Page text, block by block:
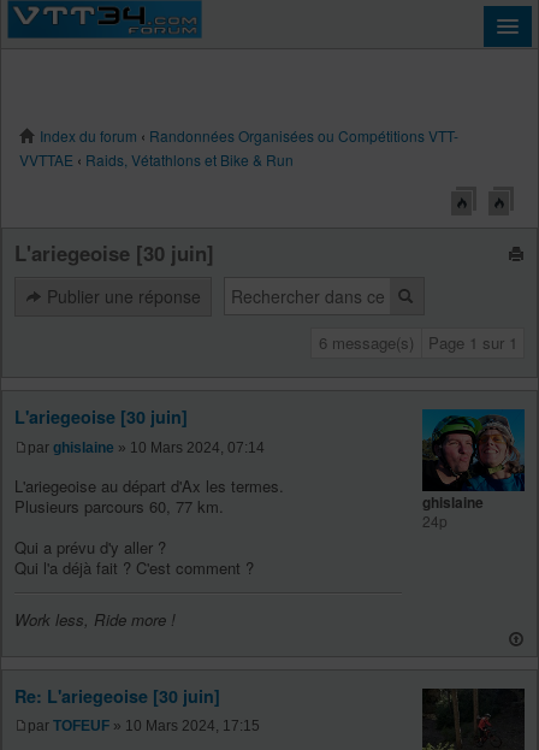
Index du forum ‹ Randonnées Organisées ou Compétitions VTT-
VVTTAE ‹ Raids, Vétathlons et Bike & Run
L'ariegeoise [30 juin]
Publier une réponse
6 message(s) Page 1 sur 1
L'ariegeoise [30 juin]
par ghislaine » 10 Mars 2024, 07:14
L'ariegeoise au départ d'Ax les termes.
Plusieurs parcours 60, 77 km.
Qui a prévu d'y aller ?
Qui l'a déjà fait ? C'est comment ?
Work less, Ride more !
ghislaine
24p
Re: L'ariegeoise [30 juin]
par TOFEUF » 10 Mars 2024, 17:15